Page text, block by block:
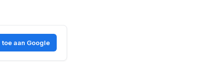
toe aan Google